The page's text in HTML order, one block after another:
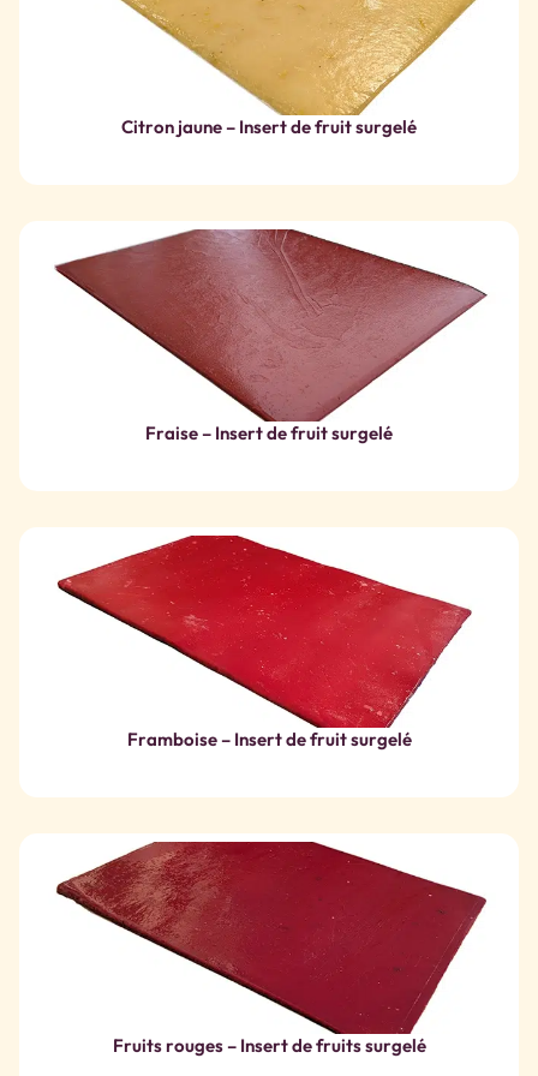
Citron jaune – Insert de fruit surgelé
Fraise – Insert de fruit surgelé
Framboise – Insert de fruit surgelé
Fruits rouges – Insert de fruits surgelé